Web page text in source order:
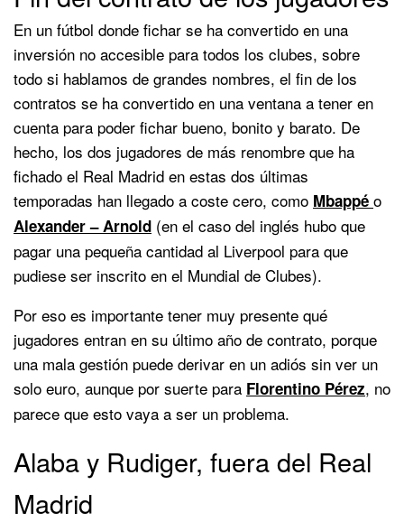
En un fútbol donde fichar se ha convertido en una
inversión no accesible para todos los clubes, sobre
todo si hablamos de grandes nombres, el fin de los
contratos se ha convertido en una ventana a tener en
cuenta para poder fichar bueno, bonito y barato. De
hecho, los dos jugadores de más renombre que ha
fichado el Real Madrid en estas dos últimas
temporadas han llegado a coste cero, como Mbappé o
Alexander – Arnold (en el caso del inglés hubo que
pagar una pequeña cantidad al Liverpool para que
pudiese ser inscrito en el Mundial de Clubes).
Por eso es importante tener muy presente qué
jugadores entran en su último año de contrato, porque
una mala gestión puede derivar en un adiós sin ver un
solo euro, aunque por suerte para Florentino Pérez, no
parece que esto vaya a ser un problema.
Alaba y Rudiger, fuera del Real
Madrid